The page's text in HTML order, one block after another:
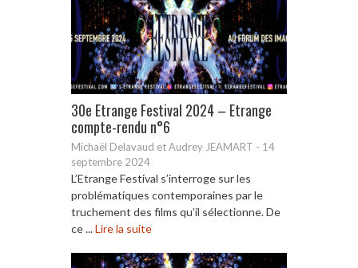
30e Etrange Festival 2024 – Etrange
compte-rendu n°6
Michaël Delavaud et Audrey JEAMART - 14
septembre 2024
L’Etrange Festival s’interroge sur les
problématiques contemporaines par le
truchement des films qu’il sélectionne. De
ce ...Lire la suite